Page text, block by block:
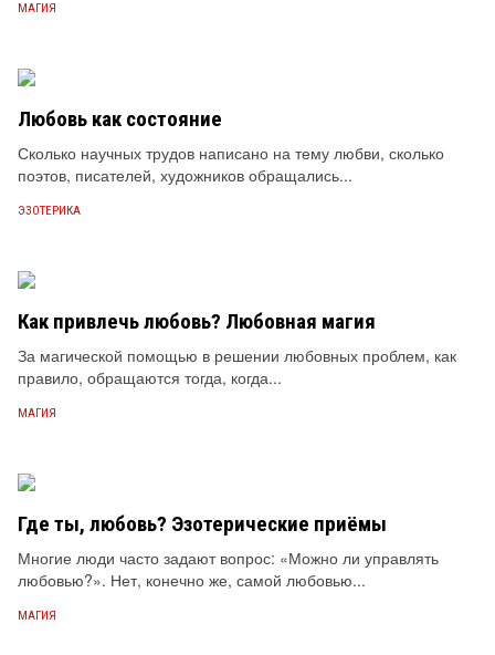
МАГИЯ
Любовь как состояние
Сколько научных трудов написано на тему любви, сколько
поэтов, писателей, художников обращались...
ЭЗОТЕРИКА
Как привлечь любовь? Любовная магия
За магической помощью в решении любовных проблем, как
правило, обращаются тогда, когда...
МАГИЯ
Где ты, любовь? Эзотерические приёмы
Многие люди часто задают вопрос: «Можно ли управлять
любовью?». Нет, конечно же, самой любовью...
МАГИЯ